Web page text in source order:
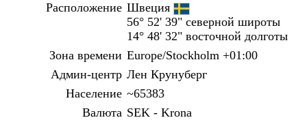
Расположение Швеция
56° 52' 39" северной широты
14° 48' 32" восточной долготы
Зона времени Europe/Stockholm +01:00
Админ-центр Лен Крунуберг
Население ~65383
Валюта SEK - Krona